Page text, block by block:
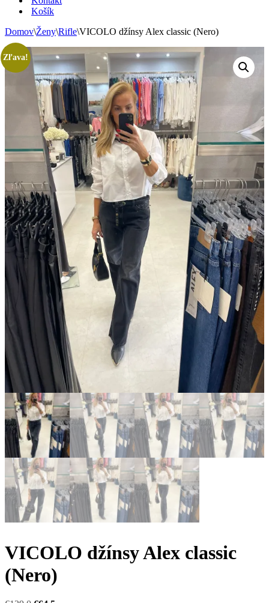
Košík
Domov\Ženy\Rifle\VICOLO džínsy Alex classic (Nero)
Zľava!
VICOLO džínsy Alex classic
(Nero)